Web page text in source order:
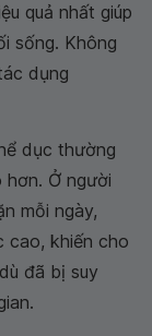
quả nhất giúp
sống. Không
dụng
dục thường
Ở người
mỗi ngày,
cao, khiến cho
đã bị suy